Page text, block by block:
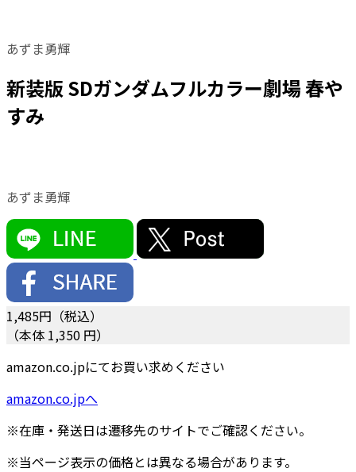
あずま勇輝
新装版 SDガンダムフルカラー劇場 春や
すみ
あずま勇輝
1,485円（税込）
（本体 1,350 円）
amazon.co.jpにてお買い求めください
amazon.co.jpへ
※在庫・発送日は遷移先のサイトでご確認ください。
※当ページ表示の価格とは異なる場合があります。